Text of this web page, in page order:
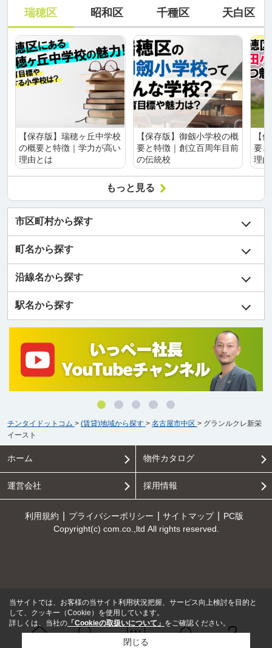
瑞穂区 昭和区 千種区 天白区
【保存版】瑞穂ヶ丘中学校
の概要と特徴｜学力が高い
理由とは
【保存版】御劔小学校の概
要と特徴｜創立百周年目前
の伝統校
【
要
理
もっと見る
市区町村から探す
町名から探す
沿線名から探す
駅名から探す
チンタイドットコム > (賃貸)地域から探す > 名古屋市中区 > グランルクレ新栄
イースト
ホーム 物件カタログ
運営会社 採用情報
利用規約 プライバシーポリシー サイトマップ
PC版
Copyright(c) com.co.,ltd All rights reserved.
当サイトでは、お客様の当サイト利用状況把握、サービス向上検討を目的と
して、クッキー（Cookie）を使用しています。
詳しくは、当社の 「Cookieの取扱いについて」 をご確認ください。
閉じる